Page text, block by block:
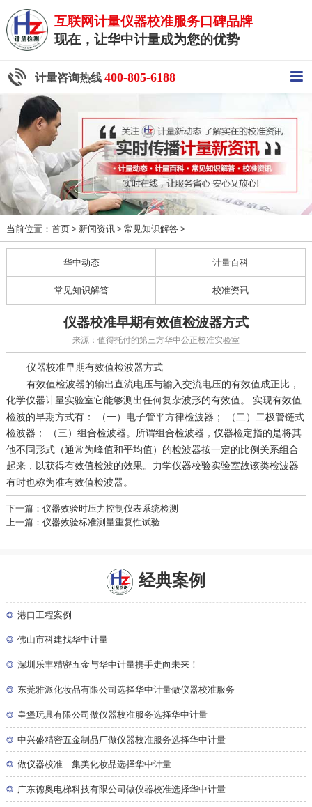
互联网计量仪器校准服务口碑品牌
现在，让华中计量成为您的优势
计量咨询热线 400-805-6188
当前位置： 首页> 新闻资讯> 常见知识解答>
华中动态 计量百科
常见知识解答 校准资讯
仪器校准早期有效值检波器方式
来源：值得托付的第三方华中公正校准实验室
仪器校准早期有效值检波器方式
有效值检波器的输出直流电压与输入交流电压的有效值成正比，
化学仪器计量实验室它能够测出任何复杂波形的有效值。 实现有效值
检波的早期方式有： （一）电子管平方律检波器； （二）二极管链式
检波器； （三）组合检波器。所谓组合检波器， 仪器检定指的是将其
他不同形式（通常为峰值和平均值）的检波器按一定的比例关系组合
起来，以获得有效值检波的效果。
力学仪器校验实验室故该类检波器
有时也称为准有效值检波器。
下一篇：仪器效验时压力控制仪表系统检测
上一篇：仪器效验标准测量重复性试验
经典案例
◎ 港口工程案例
◎ 佛山市科建找华中计量
◎ 深圳乐丰精密五金与华中计量携手走向未来！
◎ 东莞雅派化妆品有限公司选择华中计量做仪器校准服务
◎ 皇堡玩具有限公司做仪器校准服务选择华中计量
◎ 中兴盛精密五金制品厂做仪器校准服务选择华中计量
◎ 做仪器校准 集美化妆品选择华中计量
◎ 广东德奥电梯科技有限公司做仪器校准选择华中计量